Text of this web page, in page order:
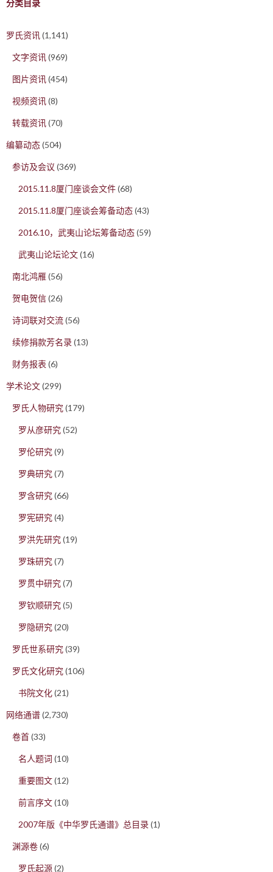
分类目录
罗氏资讯(1,141)
文字资讯(969)
图片资讯(454)
视频资讯(8)
转载资讯(70)
编纂动态(504)
参访及会议 (369)
2015.11.8厦门座谈会文件(68)
2015.11.8厦门座谈会筹备动态(43)
2016.10，武夷山论坛筹备动态(59)
武夷山论坛论文(16)
南北鸿雁(56)
贺电贺信(26)
诗词联对交流(56)
续修捐款芳名录(13)
财务报表 (6)
学术论文(299)
罗氏人物研究(179)
罗从彦研究(52)
罗伦研究(9)
罗典研究(7)
罗含研究(66)
罗宪研究(4)
罗洪先研究(19)
罗珠研究(7)
罗贯中研究(7)
罗钦顺研究(5)
罗隐研究(20)
罗氏世系研究(39)
罗氏文化研究(106)
书院文化(21)
网络通谱(2,730)
卷首(33)
名人题词 (10)
重要图文(12)
前言序文(10)
2007年版《中华罗氏通谱》总目录(1)
渊源卷(6)
罗氏起源(2)